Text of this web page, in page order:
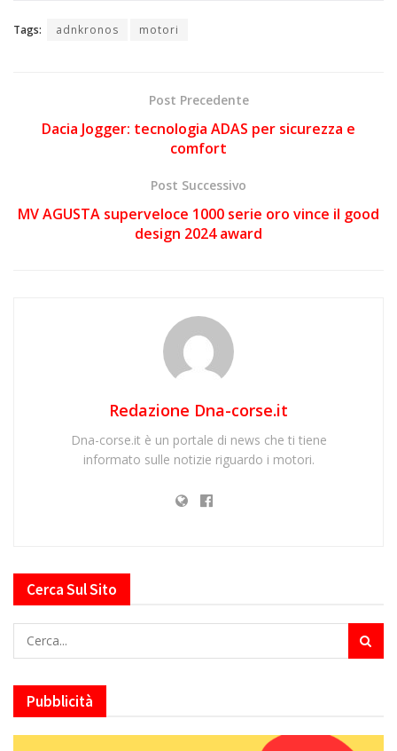
Tags: adnkronos motori
Post Precedente
Dacia Jogger: tecnologia ADAS per sicurezza e
comfort
Post Successivo
MV AGUSTA superveloce 1000 serie oro vince il good
design 2024 award
Redazione Dna-corse.it
Dna-corse.it è un portale di news che ti tiene
informato sulle notizie riguardo i motori.
Cerca Sul Sito
Pubblicità